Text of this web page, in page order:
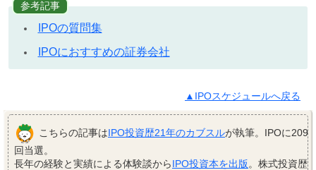
参考記事
IPOの質問集
IPOにおすすめの証券会社
▲IPOスケジュールへ戻る
こちらの記事はIPO投資歴21年のカブスルが執筆。IPOに209
回当選。
長年の経験と実績による体験談からIPO投資本を出版。株式投資歴